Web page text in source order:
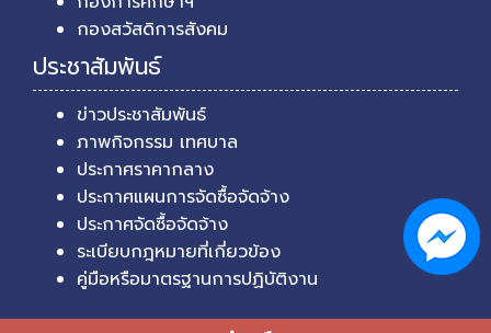
กองสวัสดิการสังคม
ประชาสัมพันธ์
ข่าวประชาสัมพันธ์
ภาพกิจกรรม เทศบาล
ประกาศราคากลาง
ประกาศแผนการจัดซื้อจัดจ้าง
ประกาศจัดซื้อจัดจ้าง
ระเบียบกฎหมายที่เกี่ยวข้อง
คู่มือหรือมาตรฐานการปฏิบัติงาน